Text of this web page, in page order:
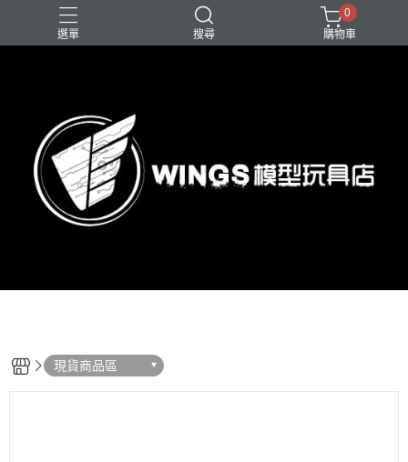
選單 搜尋
0
購物車
現貨商品區